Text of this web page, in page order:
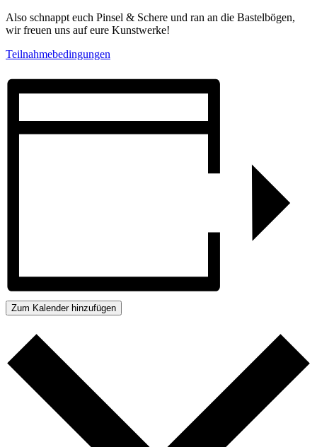
Also schnappt euch Pinsel & Schere und ran an die Bastelbögen,
wir freuen uns auf eure Kunstwerke!
Teilnahmebedingungen
Zum Kalender hinzufügen